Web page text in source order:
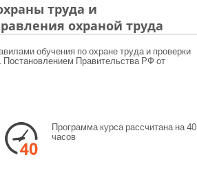
труда и
охраной труда
обучения по охране труда и проверки
Постановлением Правительства РФ от
Программа курса рассчитана на 40
часов